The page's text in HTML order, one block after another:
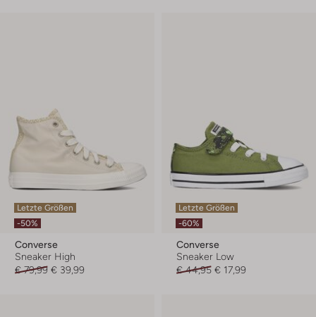
Letzte Größen
-50%
Converse
Sneaker High
€ 79,99 € 39,99
Letzte Größen
-60%
Converse
Sneaker Low
€ 44,95 € 17,99